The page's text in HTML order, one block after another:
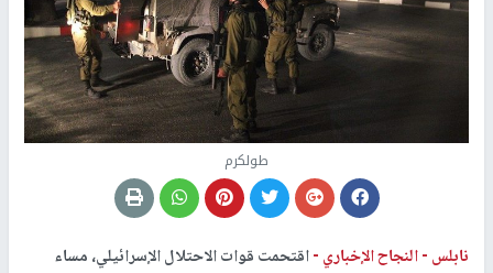
طولكرم
نابلس -النجاح الإخباري -اقتحمت قوات الاحتلال الإسرائيلي، مساء